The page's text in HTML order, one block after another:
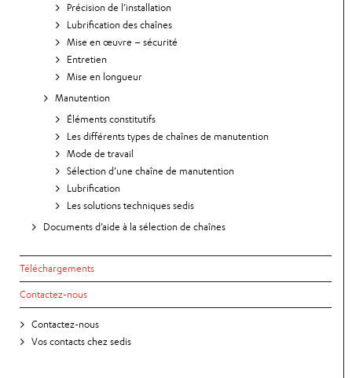
Précision de l’installation
Lubrification des chaînes
Mise en œuvre – sécurité
Entretien
Mise en longueur
Manutention
Éléments constitutifs
Les différents types de chaînes de manutention
Mode de travail
Sélection d’une chaîne de manutention
Lubrification
Les solutions techniques sedis
Documents d’aide à la sélection de chaînes
Téléchargements
Contactez-nous
Contactez-nous
Vos contacts chez sedis